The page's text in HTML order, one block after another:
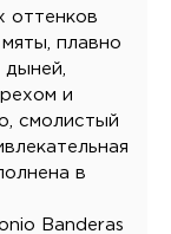
оттенков
плавно
и
смолистый
в
Banderas